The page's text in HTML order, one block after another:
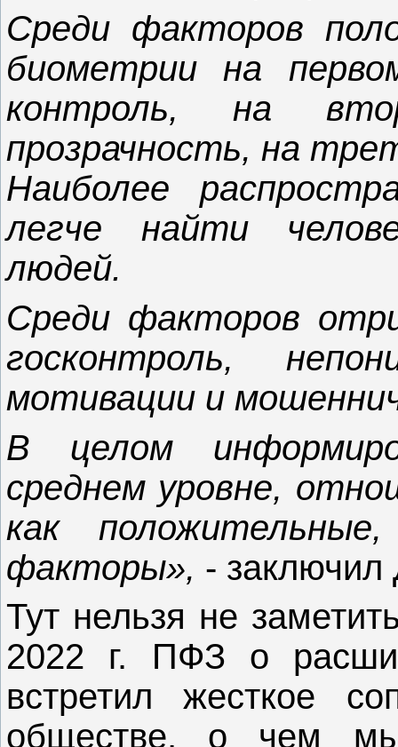
Среди факторов
биометрии на
контроль, на
прозрачность, на
Наиболее
легче найти
людей.
Среди факторов
госконтроль,
мотивации и
В целом
среднем уровне,
как
факторы», - заключил
Тут нельзя не
2022 г. ПФЗ о
встретил жесткое
обществе, о чем